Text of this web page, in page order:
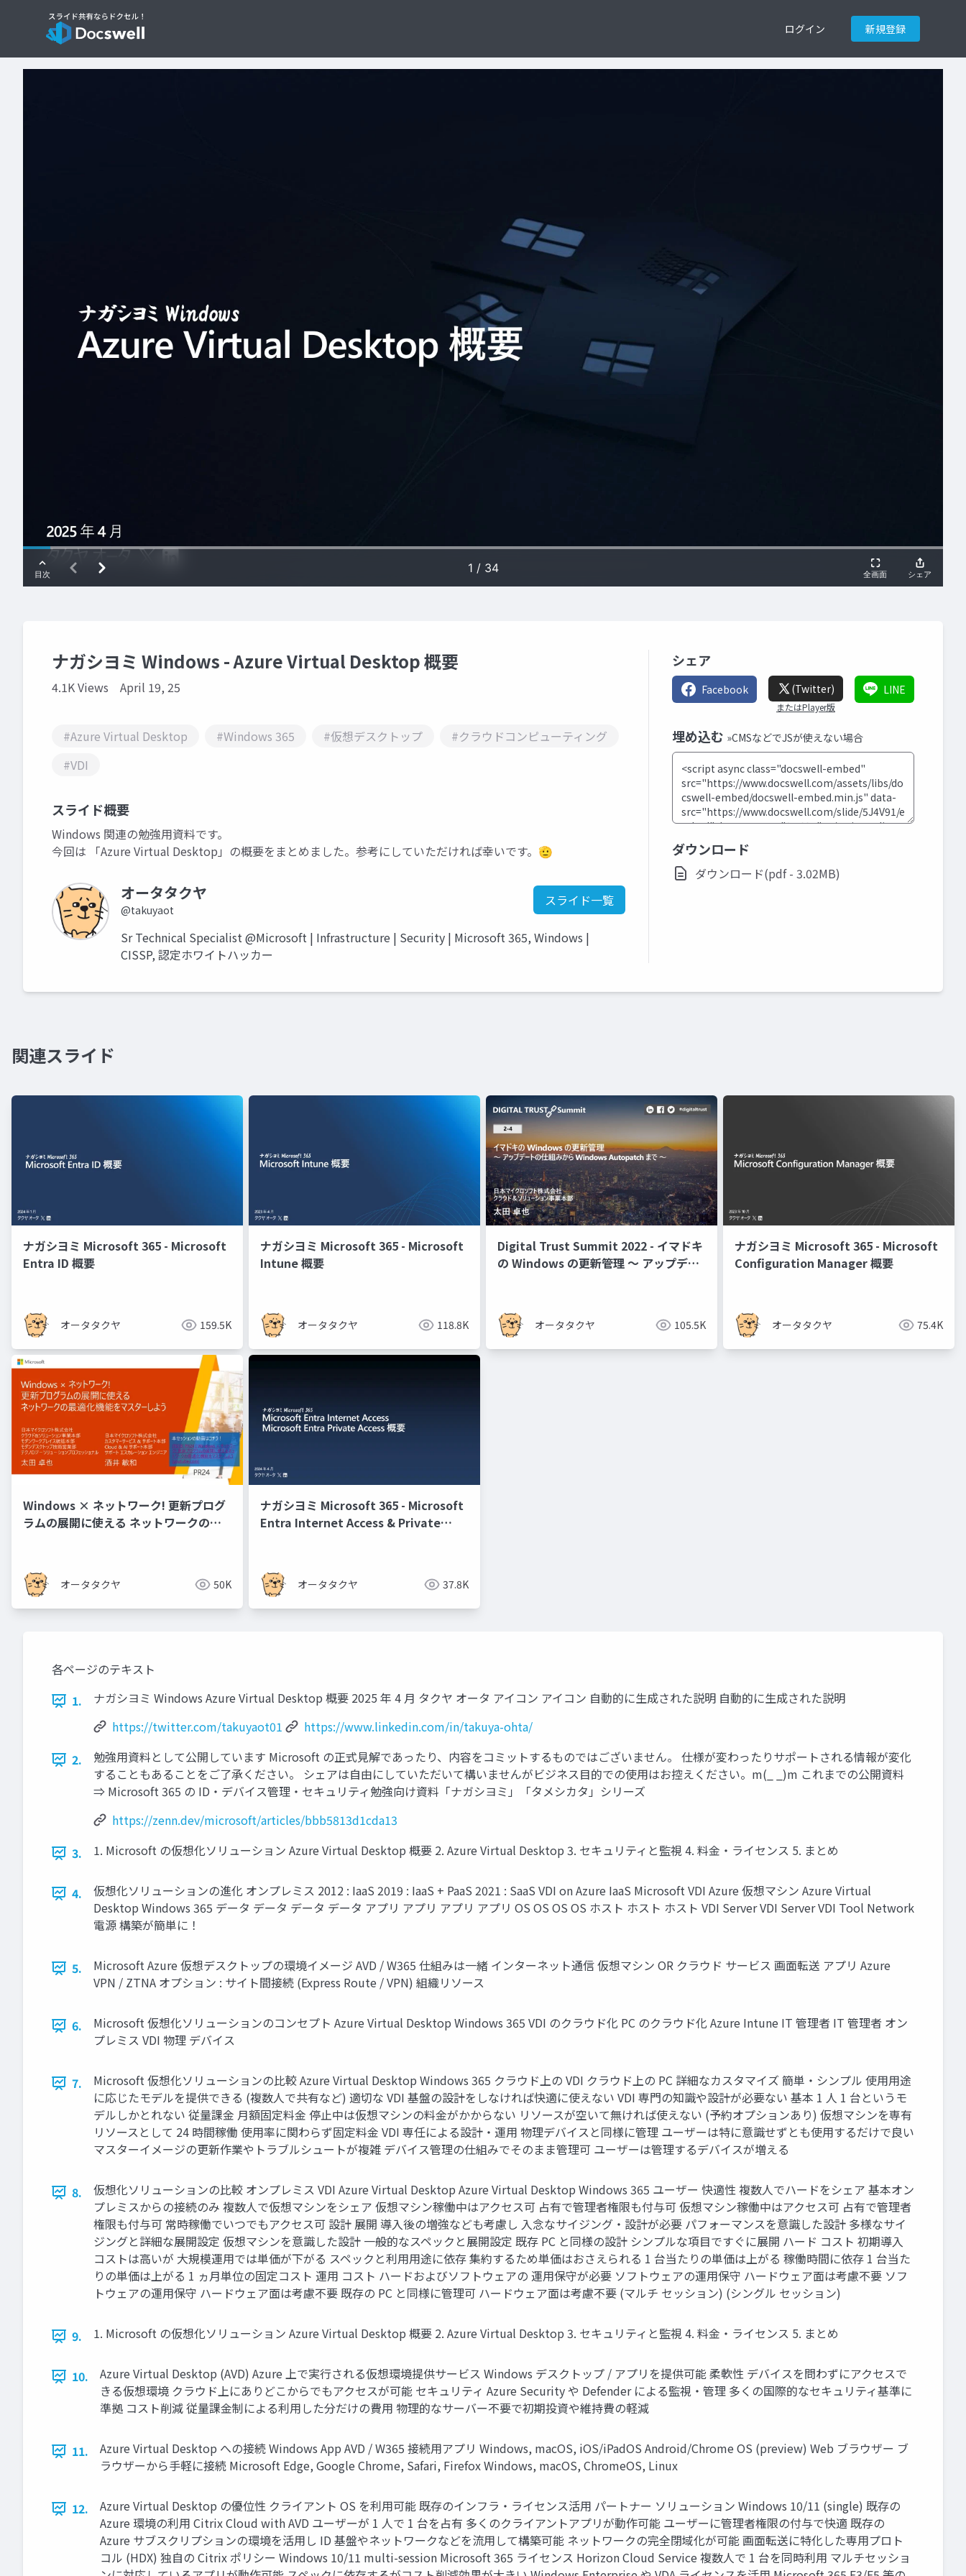
ログイン 新規登録
ナガシヨミ Windows - Azure Virtual Desktop 概要
4.1K Views April 19, 25
#Azure Virtual Desktop #Windows 365 #仮想デスクトップ
#クラウドコンピューティング
#VDI
スライド概要
Windows 関連の勉強用資料です。
今回は 「Azure Virtual Desktop」の概要をまとめました。参考にしていただければ幸いです。🫡
オータタクヤ
@takuyaot
スライド一覧
Sr Technical Specialist @Microsoft | Infrastructure | Security | Microsoft 365, Windows |
CISSP, 認定ホワイトハッカー
シェア
Facebook (Twitter)
またはPlayer版
LINE
埋め込む »CMSなどでJSが使えない場合
ダウンロード
ダウンロード(pdf - 3.02MB)
関連スライド
ナガシヨミ Microsoft 365 - Microsoft
Entra ID 概要
オータタクヤ 159.5K
ナガシヨミ Microsoft 365 - Microsoft
Intune 概要
オータタクヤ 118.8K
Digital Trust Summit 2022 - イマドキ
の Windows の更新管理 ～ アップデー
オータタクヤ 105.5K
ナガシヨミ Microsoft 365 - Microsoft
Configuration Manager 概要
オータタクヤ 75.4K
Windows × ネットワーク! 更新プログ
ラムの展開に使える ネットワークの最
オータタクヤ 50K
ナガシヨミ Microsoft 365 - Microsoft
Entra Internet Access & Private
オータタクヤ 37.8K
各ページのテキスト
1.
ナガシヨミ Windows Azure Virtual Desktop 概要 2025 年 4 月 タクヤ オータ アイコン アイコン 自動的に生成された説明 自動的に生成された説明
https://twitter.com/takuyaot01
https://www.linkedin.com/in/takuya-ohta/
2.
勉強用資料として公開しています Microsoft の正式見解であったり、内容をコミットするものではございません。 仕様が変わったりサポートされる情報が変化
することもあることをご了承ください。 シェアは自由にしていただいて構いませんがビジネス目的での使用はお控えください。m(_ _)m これまでの公開資料
⇒ Microsoft 365 の ID・デバイス管理・セキュリティ勉強向け資料「ナガシヨミ」「タメシカタ」シリーズ
https://zenn.dev/microsoft/articles/bbb5813d1cda13
3.
1. Microsoft の仮想化ソリューション Azure Virtual Desktop 概要 2. Azure Virtual Desktop 3. セキュリティと監視 4. 料金・ライセンス 5. まとめ
4.
仮想化ソリューションの進化 オンプレミス 2012 : IaaS 2019 : IaaS + PaaS 2021 : SaaS VDI on Azure IaaS Microsoft VDI Azure 仮想マシン Azure Virtual
Desktop Windows 365 データ データ データ データ アプリ アプリ アプリ アプリ OS OS OS OS ホスト ホスト ホスト VDI Server VDI Server VDI Tool Network
電源 構築が簡単に！
5.
Microsoft Azure 仮想デスクトップの環境イメージ AVD / W365 仕組みは一緒 インターネット通信 仮想マシン OR クラウド サービス 画面転送 アプリ Azure
VPN / ZTNA オプション : サイト間接続 (Express Route / VPN) 組織リソース
6.
Microsoft 仮想化ソリューションのコンセプト Azure Virtual Desktop Windows 365 VDI のクラウド化 PC のクラウド化 Azure Intune IT 管理者 IT 管理者 オン
プレミス VDI 物理 デバイス
7.
Microsoft 仮想化ソリューションの比較 Azure Virtual Desktop Windows 365 クラウド上の VDI クラウド上の PC 詳細なカスタマイズ 簡単・シンプル 使用用途
に応じたモデルを提供できる (複数人で共有など) 適切な VDI 基盤の設計をしなければ快適に使えない VDI 専門の知識や設計が必要ない 基本 1 人 1 台というモ
デルしかとれない 従量課金 月額固定料金 停止中は仮想マシンの料金がかからない リソースが空いて無ければ使えない (予約オプションあり) 仮想マシンを専有
リソースとして 24 時間稼働 使用率に関わらず固定料金 VDI 専任による設計・運用 物理デバイスと同様に管理 ユーザーは特に意識せずとも使用するだけで良い
マスターイメージの更新作業やトラブルシュートが複雑 デバイス管理の仕組みでそのまま管理可 ユーザーは管理するデバイスが増える
8.
仮想化ソリューションの比較 オンプレミス VDI Azure Virtual Desktop Azure Virtual Desktop Windows 365 ユーザー 快適性 複数人でハードをシェア 基本オン
プレミスからの接続のみ 複数人で仮想マシンをシェア 仮想マシン稼働中はアクセス可 占有で管理者権限も付与可 仮想マシン稼働中はアクセス可 占有で管理者
権限も付与可 常時稼働でいつでもアクセス可 設計 展開 導入後の増強なども考慮し 入念なサイジング・設計が必要 パフォーマンスを意識した設計 多様なサイ
ジングと詳細な展開設定 仮想マシンを意識した設計 一般的なスペックと展開設定 既存 PC と同様の設計 シンプルな項目ですぐに展開 ハード コスト 初期導入
コストは高いが 大規模運用では単価が下がる スペックと利用用途に依存 集約するため単価はおさえられる 1 台当たりの単価は上がる 稼働時間に依存 1 台当た
りの単価は上がる 1 ヵ月単位の固定コスト 運用 コスト ハードおよびソフトウェアの 運用保守が必要 ソフトウェアの運用保守 ハードウェア面は考慮不要 ソフ
トウェアの運用保守 ハードウェア面は考慮不要 既存の PC と同様に管理可 ハードウェア面は考慮不要 (マルチ セッション) (シングル セッション)
9. 1. Microsoft の仮想化ソリューション Azure Virtual Desktop 概要 2. Azure Virtual Desktop 3. セキュリティと監視 4. 料金・ライセンス 5. まとめ
10.
Azure Virtual Desktop (AVD) Azure 上で実行される仮想環境提供サービス Windows デスクトップ / アプリを提供可能 柔軟性 デバイスを問わずにアクセスで
きる仮想環境 クラウド上にありどこからでもアクセスが可能 セキュリティ Azure Security や Defender による監視・管理 多くの国際的なセキュリティ基準に
準拠 コスト削減 従量課金制による利用した分だけの費用 物理的なサーバー不要で初期投資や維持費の軽減
11.
Azure Virtual Desktop への接続 Windows App AVD / W365 接続用アプリ Windows, macOS, iOS/iPadOS Android/Chrome OS (preview) Web ブラウザー ブ
ラウザーから手軽に接続 Microsoft Edge, Google Chrome, Safari, Firefox Windows, macOS, ChromeOS, Linux
12.
Azure Virtual Desktop の優位性 クライアント OS を利用可能 既存のインフラ・ライセンス活用 パートナー ソリューション Windows 10/11 (single) 既存の
Azure 環境の利用 Citrix Cloud with AVD ユーザーが 1 人で 1 台を占有 多くのクライアントアプリが動作可能 ユーザーに管理者権限の付与で快適 既存の
Azure サブスクリプションの環境を活用し ID 基盤やネットワークなどを流用して構築可能 ネットワークの完全閉域化が可能 画面転送に特化した専用プロト
コル (HDX) 独自の Citrix ポリシー Windows 10/11 multi-session Microsoft 365 ライセンス Horizon Cloud Service 複数人で 1 台を同時利用 マルチセッショ